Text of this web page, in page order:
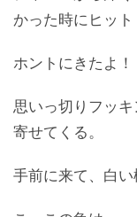
かった時にヒット
ホントにきたよ！
思いっ切りフッ
寄せてくる。
手前に来て、白い